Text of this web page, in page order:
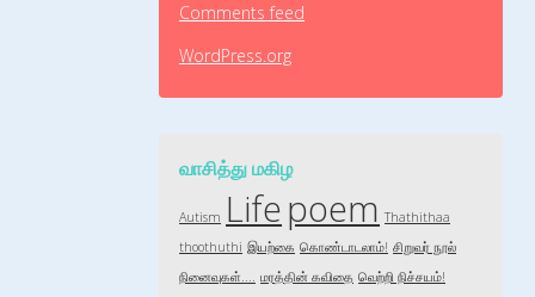
Comments feed
WordPress.org
வாசித்து மகிழ
Autism Lifepoem Thathithaa
thoothuthi இயற்கை கொண்டாடலாம்! சிறுவர் நூல்
நினைவுகள்.... மரத்தின் கவிதை வெற்றி நிச்சயம்!